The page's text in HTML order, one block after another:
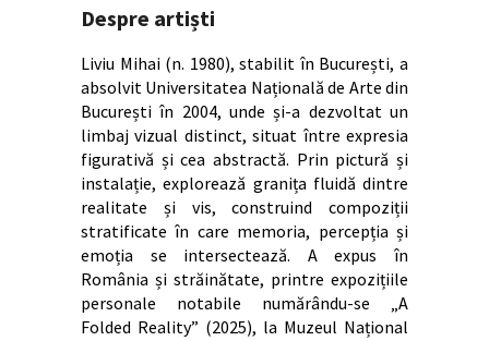
Despre artiști
Liviu Mihai (n. 1980), stabilit în București, a
absolvit Universitatea Națională de Arte din
București în 2004, unde și-a dezvoltat un
limbaj vizual distinct, situat între expresia
figurativă și cea abstractă. Prin pictură și
instalație, explorează granița fluidă dintre
realitate și vis, construind compoziții
stratificate în care memoria, percepția și
emoția se intersectează. A expus în
România și străinătate, printre expozițiile
personale notabile numărându-se „A
Folded Reality” (2025), la Muzeul Național